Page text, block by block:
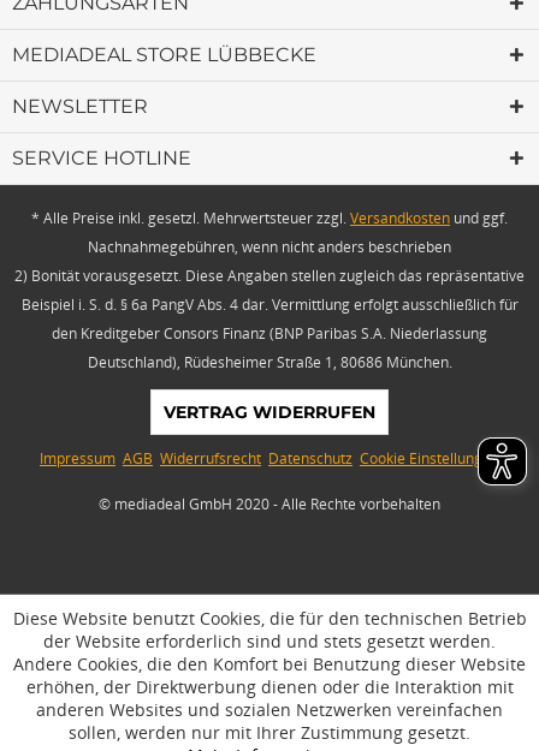
MEDIADEAL STORE LÜBBECKE
NEWSLETTER
SERVICE HOTLINE
* Alle Preise inkl. gesetzl. Mehrwertsteuer zzgl.Versandkosten und ggf.
Nachnahmegebühren, wenn nicht anders beschrieben
2) Bonität vorausgesetzt. Diese Angaben stellen zugleich das repräsentative
Beispiel i. S. d. § 6a PangV Abs. 4 dar. Vermittlung erfolgt ausschließlich für
den Kreditgeber Consors Finanz (BNP Paribas S.A. Niederlassung
Deutschland), Rüdesheimer Straße 1, 80686 München.
VERTRAG WIDERRUFEN
Impressum AGB Widerrufsrecht Datenschutz Cookie Einstellungen
© mediadeal GmbH 2020 - Alle Rechte vorbehalten
Diese Website benutzt Cookies, die für den technischen Betrieb
der Website erforderlich sind und stets gesetzt werden.
Andere Cookies, die den Komfort bei Benutzung dieser Website
erhöhen, der Direktwerbung dienen oder die Interaktion mit
anderen Websites und sozialen Netzwerken vereinfachen
sollen, werden nur mit Ihrer Zustimmung gesetzt.